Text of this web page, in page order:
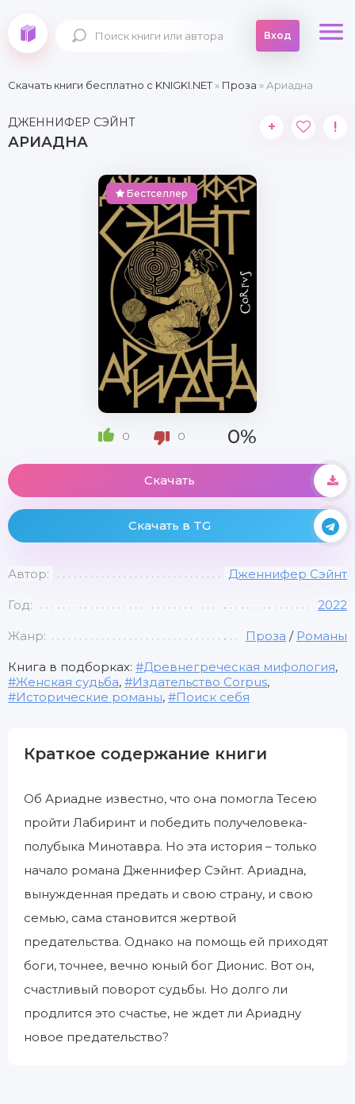
Вход
Скачать книги бесплатно c KNIGKI.NET» Проза » Ариадна
ДЖЕННИФЕР СЭЙНТ
АРИАДНА
+ !
Бестселлер
0 0 0%
Скачать
Скачать в TG
Автор: Дженнифер Сэйнт
Год: 2022
Жанр: Проза / Романы
Книга в подборках: Древнегреческая мифология,
Женская судьба, Издательство Corpus,
Исторические романы, Поиск себя
Краткое содержание книги
Об Ариадне известно, что она помогла Тесею
пройти Лабиринт и победить получеловека-
полубыка Минотавра. Но эта история – только
начало романа Дженнифер Сэйнт. Ариадна,
вынужденная предать и свою страну, и свою
семью, сама становится жертвой
предательства. Однако на помощь ей приходят
боги, точнее, вечно юный бог Дионис. Вот он,
счастливый поворот судьбы. Но долго ли
продлится это счастье, не ждет ли Ариадну
новое предательство?